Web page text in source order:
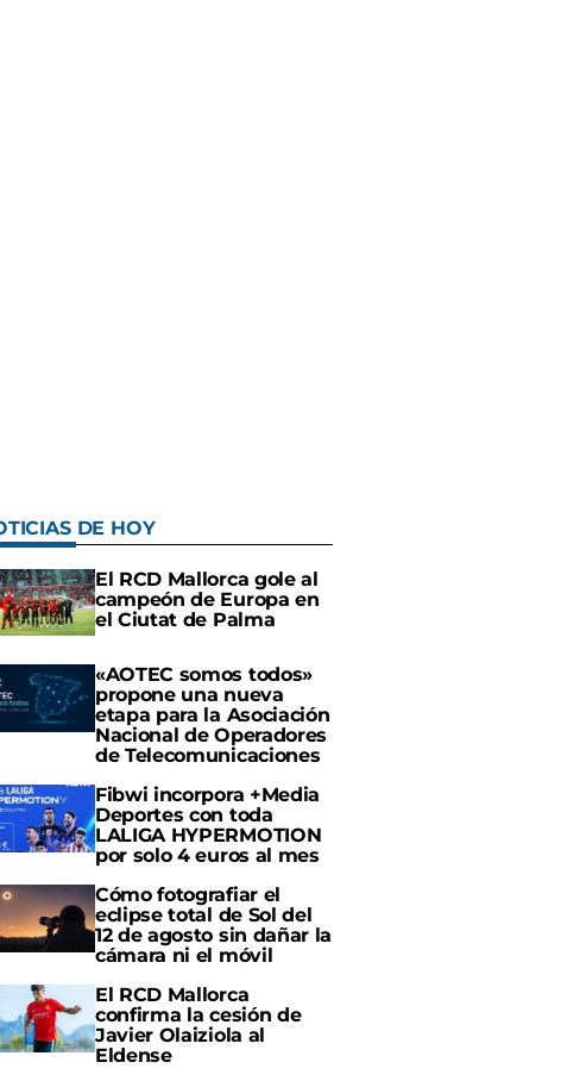
DE HOY
El RCD Mallorca gole al
campeón de Europa en
el Ciutat de Palma
«AOTEC somos todos»
propone una nueva
etapa para la Asociación
Nacional de Operadores
de Telecomunicaciones
Fibwi incorpora +Media
Deportes con toda
LALIGA HYPERMOTION
por solo 4 euros al mes
Cómo fotografiar el
eclipse total de Sol del
12 de agosto sin dañar la
cámara ni el móvil
El RCD Mallorca
confirma la cesión de
Javier Olaiziola al
Eldense